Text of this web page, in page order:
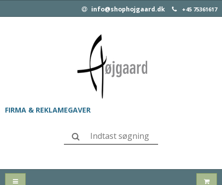
info@shophojgaard.dk +45 75361617
FIRMA & REKLAMEGAVER